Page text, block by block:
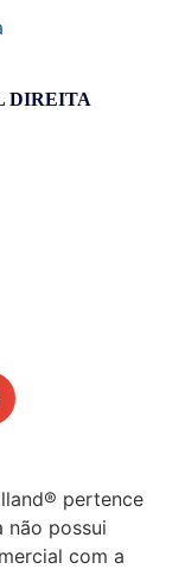
DIREITA
pertence
não possui
com a